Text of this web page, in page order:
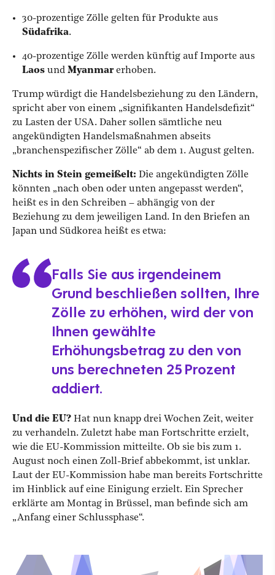
30-prozentige Zölle gelten für Produkte aus
Südafrika.
40-prozentige Zölle werden künftig auf Importe aus
Laos und Myanmarerhoben.
Trump würdigt die Handelsbeziehung zu den Ländern,
spricht aber von einem „signifikanten Handelsdefizit“
zu Lasten der USA. Daher sollen sämtliche neu
angekündigten Handelsmaßnahmen abseits
„branchenspezifischer Zölle“ ab dem 1. August gelten.
Nichts in Stein gemeißelt: Die angekündigten Zölle
könnten „nach oben oder unten angepasst werden“,
heißt es in den Schreiben – abhängig von der
Beziehung zu dem jeweiligen Land. In den Briefen an
Japan und Südkorea heißt es etwa:
Falls Sie aus irgendeinem
Grund beschließen sollten, Ihre
Zölle zu erhöhen, wird der von
Ihnen gewählte
Erhöhungsbetrag zu den von
uns berechneten 25 Prozent
addiert.
Und die EU? Hat nun knapp drei Wochen Zeit, weiter
zu verhandeln. Zuletzt habe man Fortschritte erzielt,
wie die EU-Kommission mitteilte. Ob sie bis zum 1.
August noch einen Zoll-Brief abbekommt, ist unklar.
Laut der EU-Kommission habe man bereits Fortschritte
im Hinblick auf eine Einigung erzielt. Ein Sprecher
erklärte am Montag in Brüssel, man befinde sich am
„Anfang einer Schlussphase“.